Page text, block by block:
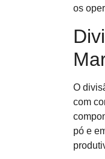
os
O
com
pó e